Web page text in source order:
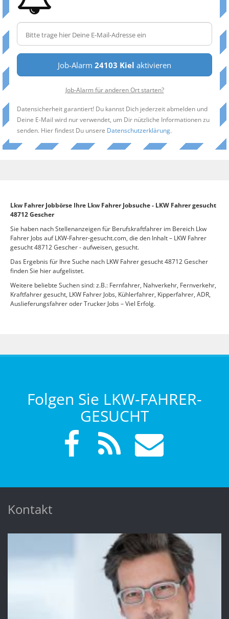
Job-Alarm 24103 Kiel aktivieren
Job-Alarm für anderen Ort starten?
Datensicherheit garantiert! Du kannst Dich jederzeit abmelden und
Deine E-Mail wird nur verwendet, um Dir nützliche Informationen zu
senden. Hier findest Du unsere Datenschutzerklärung.
Lkw Fahrer Jobbörse Ihre Lkw Fahrer Jobsuche - LKW Fahrer gesucht
48712 Gescher
Sie haben nach Stellenanzeigen für Berufskraftfahrer im Bereich Lkw
Fahrer Jobs auf LKW-Fahrer-gesucht.com, die den Inhalt – LKW Fahrer
gesucht 48712 Gescher - aufweisen, gesucht.
Das Ergebnis für Ihre Suche nach LKW Fahrer gesucht 48712 Gescher
finden Sie hier aufgelistet.
Weitere beliebte Suchen sind: z.B.: Fernfahrer, Nahverkehr, Fernverkehr,
Kraftfahrer gesucht, LKW Fahrer Jobs, Kühlerfahrer, Kipperfahrer, ADR,
Auslieferungsfahrer oder Trucker Jobs – Viel Erfolg.
Folgen Sie LKW-FAHRER-
GESUCHT
Kontakt